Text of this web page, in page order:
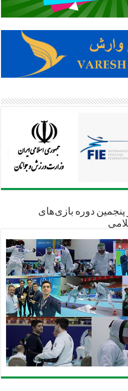
دوره بازی‌های